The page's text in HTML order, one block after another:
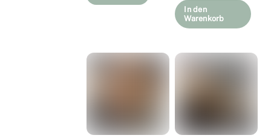
In den
Warenkorb